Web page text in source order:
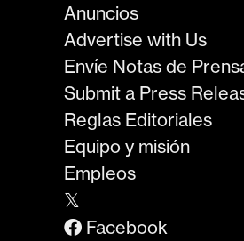
Anuncios
Advertise with Us
Envíe Notas de
Submit a Press
Reglas Editoriales
Equipo y misión
Empleos
𝕏
Facebook